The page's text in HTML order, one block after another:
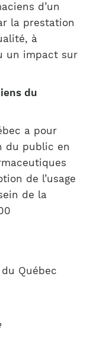
d’un
la prestation
à
un impact sur
du
a pour
du public en
de l’usage
de la
Québec